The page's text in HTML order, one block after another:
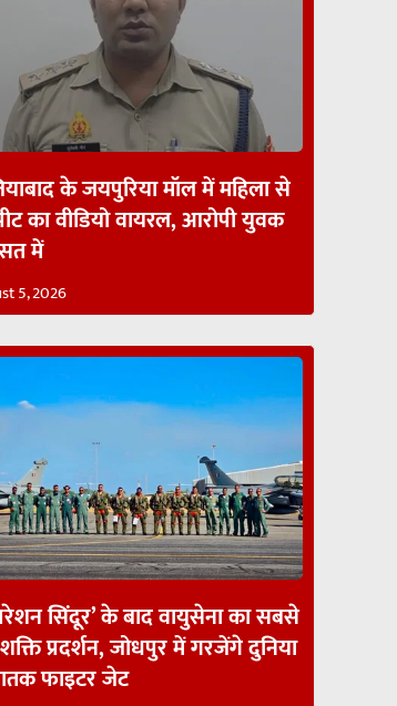
के जयपुरिया मॉल में महिला से
का वीडियो वायरल, आरोपी युवक
में
5, 2026
सिंदूर’ के बाद वायुसेना का सबसे
प्रदर्शन, जोधपुर में गरजेंगे दुनिया
फाइटर जेट